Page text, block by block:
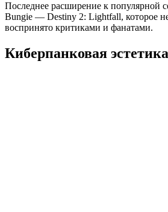
Последнее расширение к популярной
Bungie — Destiny 2: Lightfall, которое
воспринято критиками и фанатами.
Киберпанковая